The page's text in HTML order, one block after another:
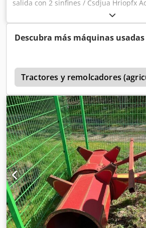
salida con 2 sinfines / Csdjua Hriopfx
Descubra más máquinas usadas
Tractores y remolcadores